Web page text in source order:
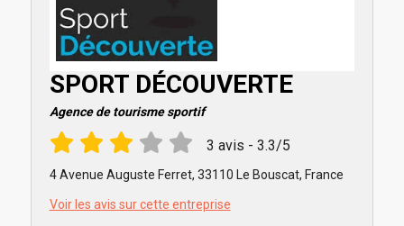
SPORT DÉCOUVERTE
Agence de tourisme sportif
3 avis - 3.3/5
4 Avenue Auguste Ferret, 33110 Le Bouscat, France
Voir les avis sur cette entreprise